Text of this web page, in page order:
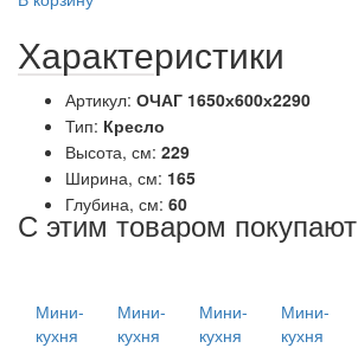
Характеристики
Артикул: ОЧАГ 1650х600х2290
Тип: Кресло
Высота, см: 229
Ширина, см: 165
Глубина, см: 60
С этим товаром покупают
Мини-
кухня
Мини-
кухня
Мини-
кухня
Мини-
кухня